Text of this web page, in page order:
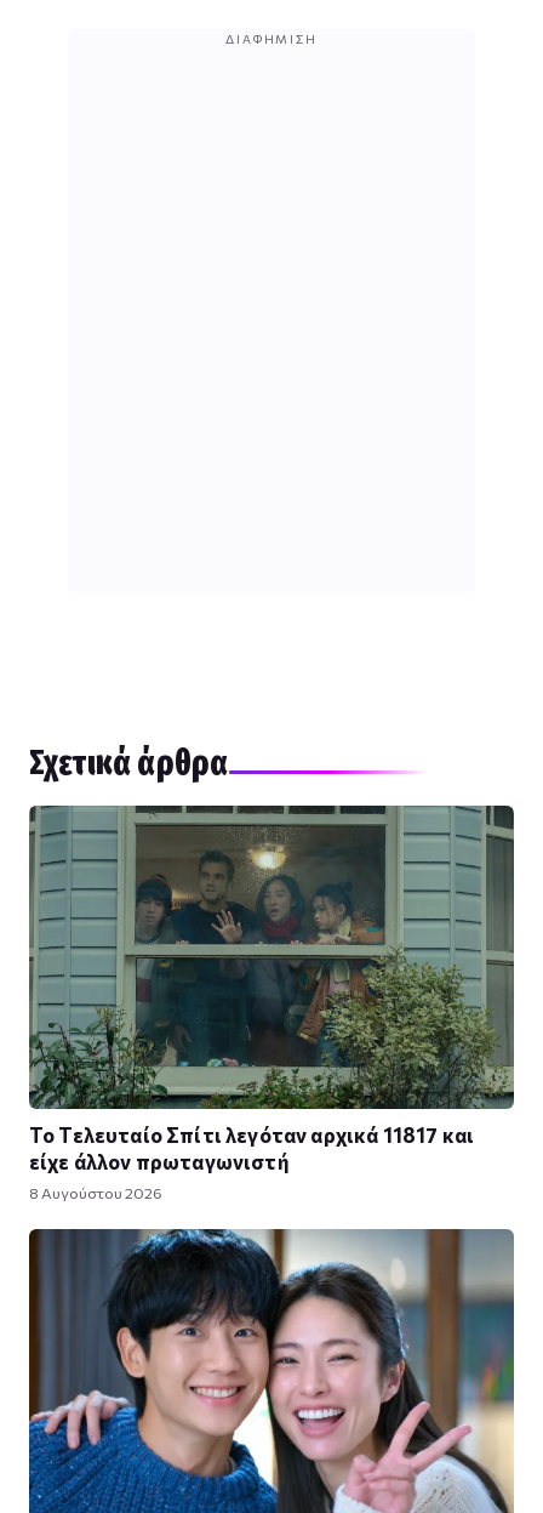
ΔΙΑΦΉΜΙΣΗ
Σχετικά άρθρα
Το Τελευταίο Σπίτι λεγόταν αρχικά 11817 και
είχε άλλον πρωταγωνιστή
8 Αυγούστου 2026